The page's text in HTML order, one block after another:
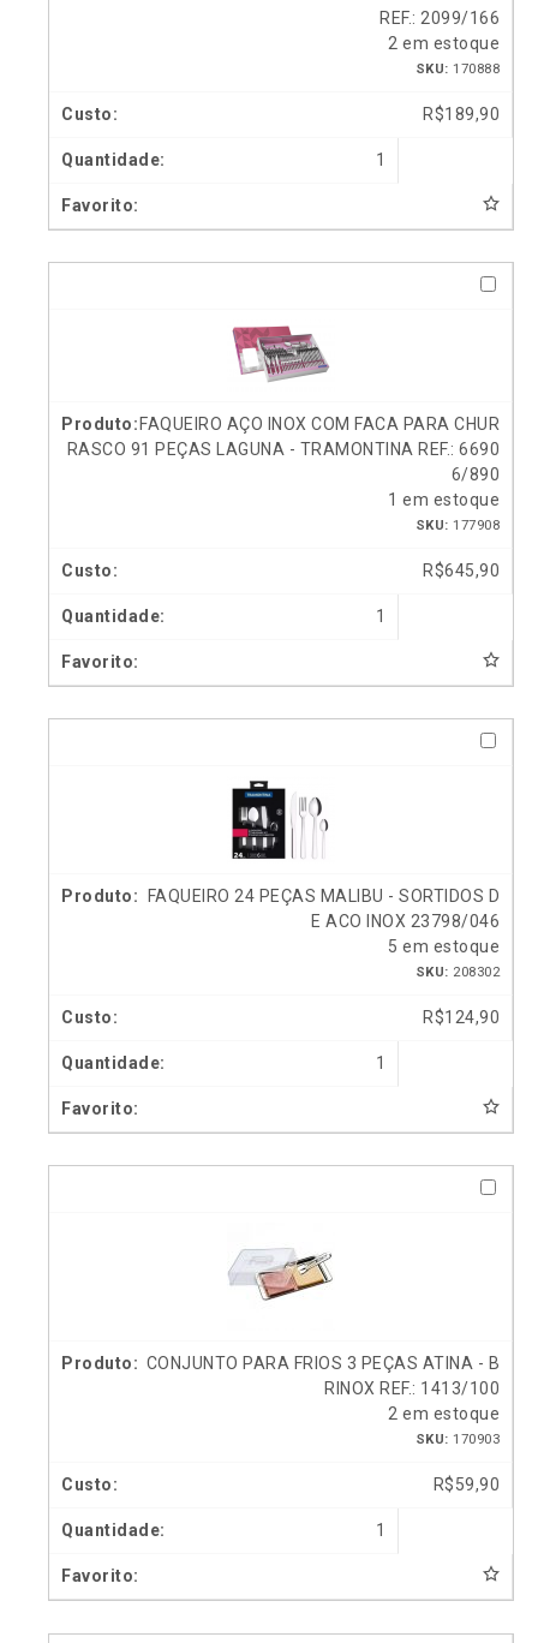
REF.: 2099/166
2 em estoque
SKU: 170888
R$189,90
1
FAQUEIRO AÇO INOX COM FACA PARA CHUR
RASCO 91 PEÇAS LAGUNA - TRAMONTINA REF.: 6690
6/890
1 em estoque
SKU: 177908
R$645,90
1
FAQUEIRO 24 PEÇAS MALIBU - SORTIDOS D
E ACO INOX 23798/046
5 em estoque
SKU: 208302
R$124,90
1
CONJUNTO PARA FRIOS 3 PEÇAS ATINA - B
RINOX REF.: 1413/100
2 em estoque
SKU: 170903
R$59,90
1